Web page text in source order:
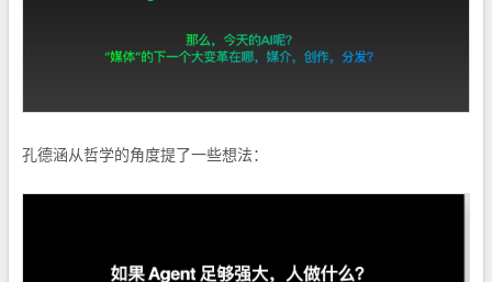
孔德涵从哲学的角度提了一些想法：